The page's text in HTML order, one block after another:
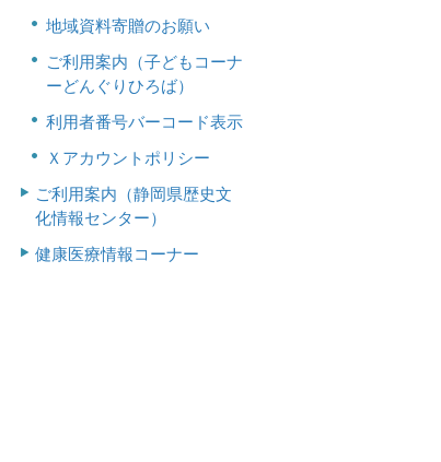
地域資料寄贈のお願い
ご利用案内（子どもコーナ
ーどんぐりひろば）
利用者番号バーコード表示
Ｘアカウントポリシー
ご利用案内（静岡県歴史文
化情報センター）
健康医療情報コーナー